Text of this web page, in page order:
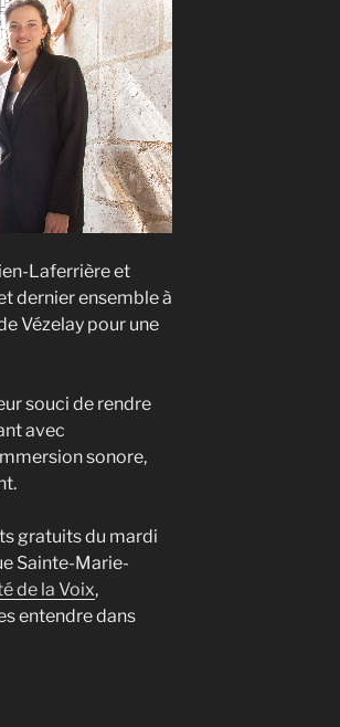
Laferrière et
dernier ensemble à
Vézelay pour une
souci de rendre
avec
sonore,
gratuits du mardi
Sainte-Marie-
de la Voix,
entendre dans